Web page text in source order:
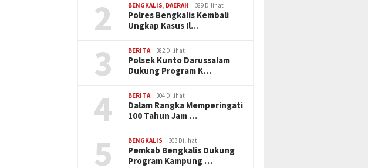
2 BENGKALIS, DAERAH 389 Dilihat
Polres Bengkalis Kembali
Ungkap Kasus Il…
3 BERITA 382 Dilihat
Polsek Kunto Darussalam
Dukung Program K…
4 BERITA 304 Dilihat
Dalam Rangka Memperingati
100 Tahun Jam …
5 BENGKALIS 303 Dilihat
Pemkab Bengkalis Dukung
Program Kampung …